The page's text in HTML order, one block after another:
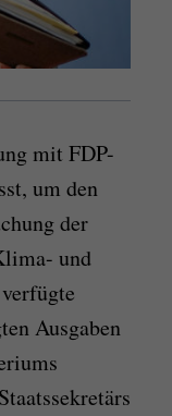
mit FDP-
um den
der
und
Ausgaben